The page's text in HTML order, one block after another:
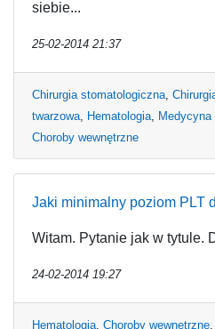
siebie...
25-02-2014 21:37
Chirurgia stomatologiczna,
twarzowa, Hematologia, Medycyna
Choroby wewnętrzne
Jaki minimalny poziom PLT
Witam. Pytanie jak w tytule.
24-02-2014 19:27
Hematologia, Choroby wewnętrzne,